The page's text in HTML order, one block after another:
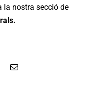
la nostra secció de